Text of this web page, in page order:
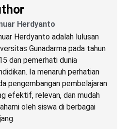
Herdyanto
Herdyanto adalah lulusan
Gunadarma pada tahun
dan pemerhati dunia
Ia menaruh perhatian
pengembangan pembelajaran
efektif, relevan, dan mudah
oleh siswa di berbagai